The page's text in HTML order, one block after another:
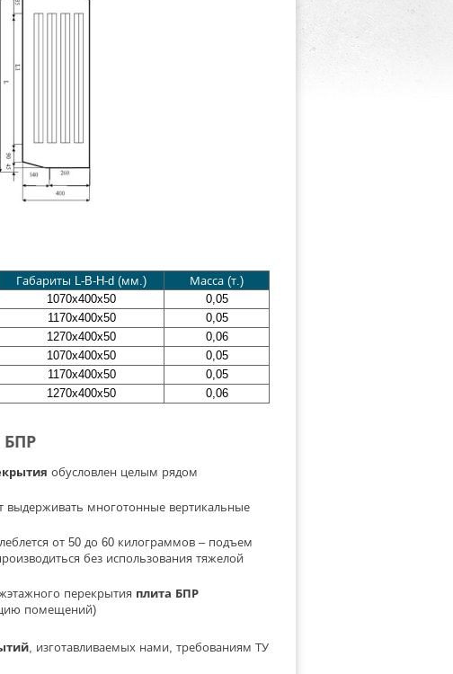
Габариты L-B-H-d (мм.) Масса (т.)
1070x400x50
0,05
1170x400x50
0,05
1270x400x50
0,06
1070x400x50
0,05
1170x400x50
0,05
1270x400x50 0,06
БПР
обусловлен целым рядом
многотонные вертикальные
от 50 до 60 килограммов – подъем
без использования тяжелой
перекрытия плита БПР
помещений)
, изготавливаемых нами, требованиям ТУ